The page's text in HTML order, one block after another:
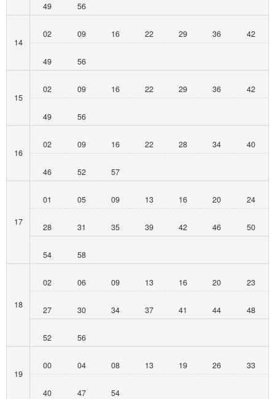
49 56
14
02 09 16 22 29 36 42
49 56
15
02 09 16 22 29 36 42
49 56
16
02 09 16 22 28 34 40
46 52 57
17
01 05 09 13 16 20 24
28 31 35 39 42 46 50
54 58
18
02 06 09 13 16 20 23
27 30 34 37 41 44 48
52 56
19
00 04 08 13 19 26 33
40 47 54